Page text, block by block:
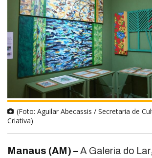
(Foto: Aguilar Abecassis / Secretaria de
Criativa)
Manaus (AM) –A Galeria do